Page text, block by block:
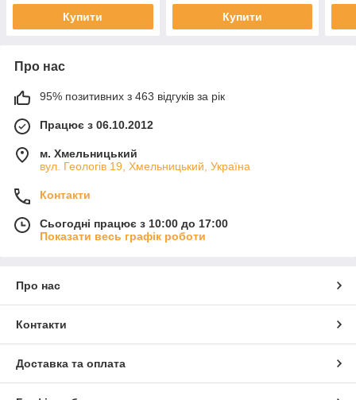
Купити Купити
Про нас
95% позитивних з 463 відгуків за рік
Працює з 06.10.2012
м. Хмельницький
вул. Геологів 19, Хмельницький, Україна
Контакти
Сьогодні працює з 10:00 до 17:00
Показати весь графік роботи
Про нас
Контакти
Доставка та оплата